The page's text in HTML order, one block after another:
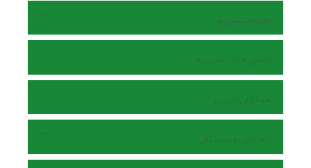
اطلاعات نشریه
اعضای هیات تحریریه
همکاران اجرایی
راهنمای نویسندگان